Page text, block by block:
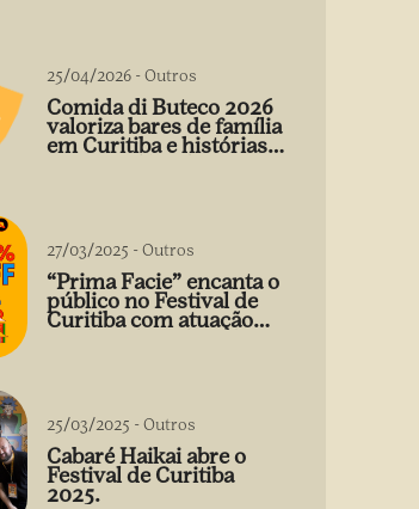
25/04/2026 -Outros
Comida di Buteco 2026
valoriza bares de família
em Curitiba e histórias
27/03/2025 -Outros
“Prima Facie” encanta o
público no Festival de
Curitiba com atuação
arrebatadora de Débora
25/03/2025 -Outros
Cabaré Haikai abre o
Festival de Curitiba
2025.